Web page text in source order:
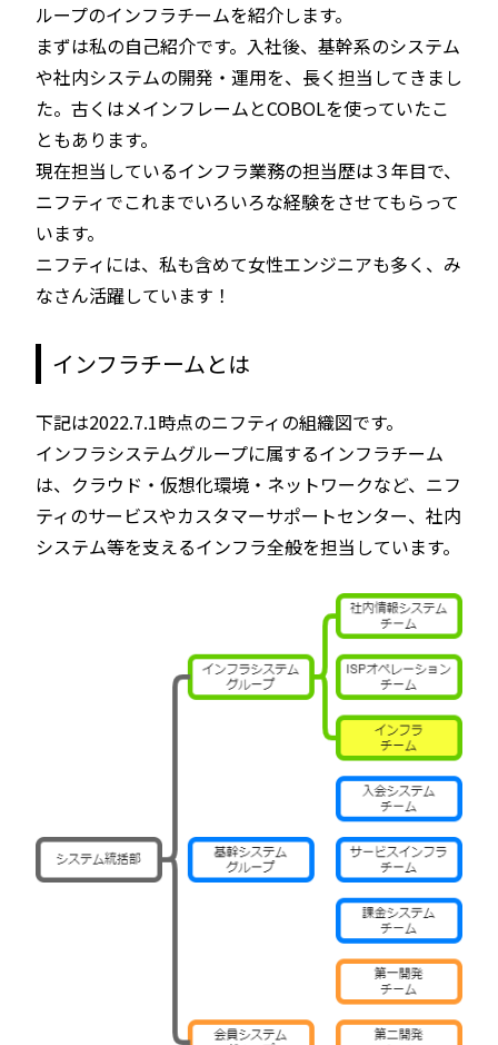
ループのインフラチームを紹介します。
まずは私の自己紹介です。入社後、基幹系のシステム
や社内システムの開発・運用を、長く担当してきまし
た。古くはメインフレームとCOBOLを使っていたこ
ともあります。
現在担当しているインフラ業務の担当歴は３年目で、
ニフティでこれまでいろいろな経験をさせてもらって
います。
ニフティには、私も含めて女性エンジニアも多く、み
なさん活躍しています！
インフラチームとは
下記は2022.7.1時点のニフティの組織図です。
インフラシステムグループに属するインフラチーム
は、クラウド・仮想化環境・ネットワークなど、ニフ
ティのサービスやカスタマーサポートセンター、社内
システム等を支えるインフラ全般を担当しています。